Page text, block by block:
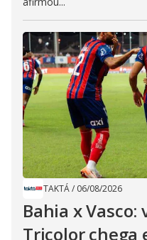
TAKTÁ/ 06/08/2026
Bahia x Vasco:
Tricolor chega